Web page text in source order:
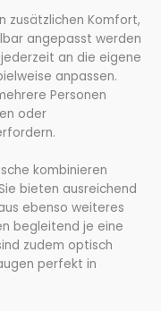
zusätzlichen Komfort,
angepasst werden
an die eigene
anpassen.
Personen
oder
kombinieren
bieten ausreichend
ebenso weiteres
begleitend je eine
zudem optisch
perfekt in